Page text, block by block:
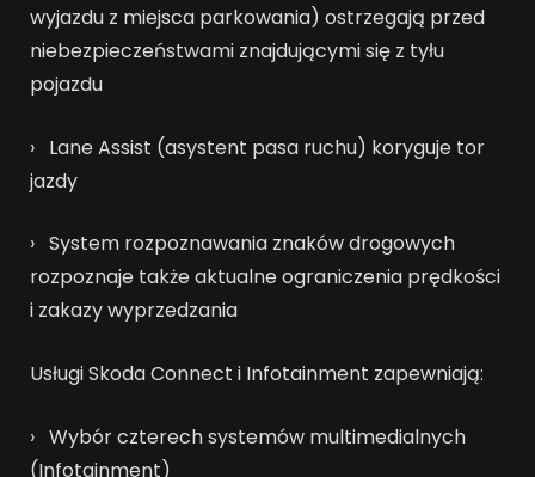
wyjazdu z miejsca parkowania) ostrzegają przed
niebezpieczeństwami znajdującymi się z tyłu
pojazdu
› Lane Assist (asystent pasa ruchu) koryguje tor
jazdy
› System rozpoznawania znaków drogowych
rozpoznaje także aktualne ograniczenia prędkości
i zakazy wyprzedzania
Usługi Skoda Connect i Infotainment zapewniają:
› Wybór czterech systemów multimedialnych
(Infotainment)